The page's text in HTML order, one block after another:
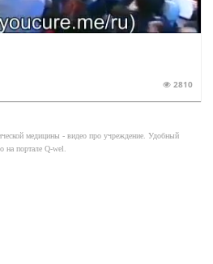
2810
медицины - видео про учреждение. Удобный
на портале Q-wel.